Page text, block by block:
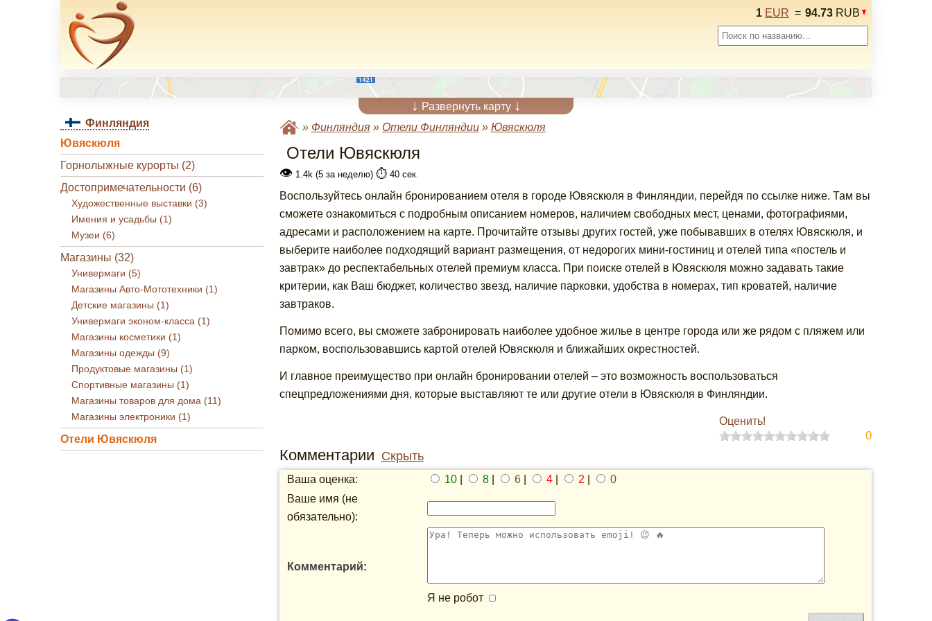
1 EUR = 94.73 RUB
↓ Развернуть карту ↓
Финляндия
Ювяскюля
Горнолыжные курорты (2)
Достопримечательности (6)
Художественные выставки (3)
Имения и усадьбы (1)
Музеи (6)
Магазины (32)
Универмаги (5)
Магазины Авто-Мототехники (1)
Детские магазины (1)
Универмаги эконом-класса (1)
Магазины косметики (1)
Магазины одежды (9)
Продуктовые магазины (1)
Спортивные магазины (1)
Магазины товаров для дома (11)
Магазины электроники (1)
Отели Ювяскюля
» Финляндия» Отели Финляндии» Ювяскюля
Отели Ювяскюля
👁1.4k (5 за неделю) ⏱️40 сек.
Воспользуйтесь онлайн бронированием отеля в городе Ювяскюля в Финляндии, перейдя по ссылке ниже. Там вы
сможете ознакомиться с подробным описанием номеров, наличием свободных мест, ценами, фотографиями,
адресами и расположением на карте. Прочитайте отзывы других гостей, уже побывавших в отелях Ювяскюля, и
выберите наиболее подходящий вариант размещения, от недорогих мини-гостиниц и отелей типа «постель и
завтрак» до респектабельных отелей премиум класса. При поиске отелей в Ювяскюля можно задавать такие
критерии, как Ваш бюджет, количество звезд, наличие парковки, удобства в номерах, тип кроватей, наличие
завтраков.
Помимо всего, вы сможете забронировать наиболее удобное жилье в центре города или же рядом с пляжем или
парком, воспользовавшись картой отелей Ювяскюля и ближайших окрестностей.
И главное преимущество при онлайн бронировании отелей – это возможность воспользоваться
спецпредложениями дня, которые выставляют те или другие отели в Ювяскюля в Финляндии.
Оценить!
0
Комментарии Скрыть
Ваша оценка: 10| 8| 6| 4| 2
0
Ваше имя (не
обязательно):
Комментарий:
Я не робот